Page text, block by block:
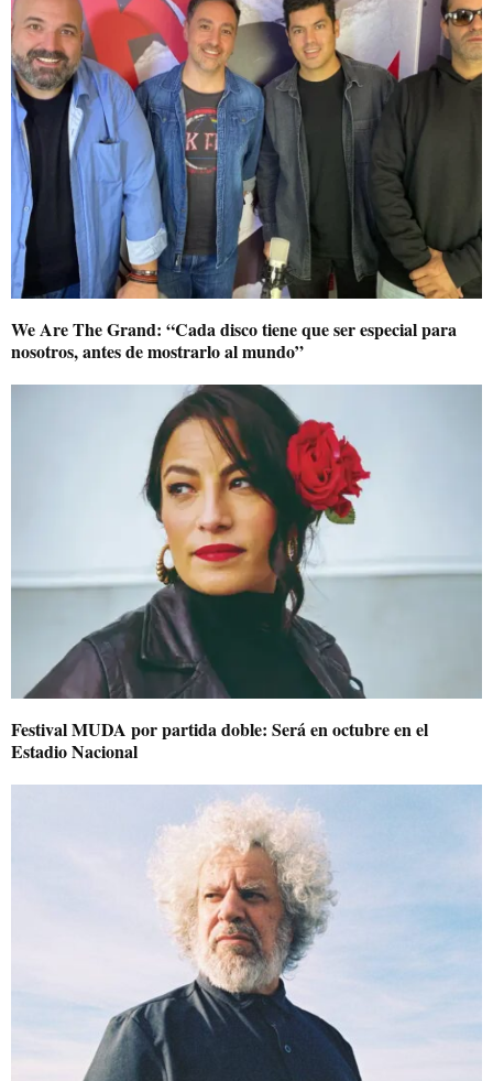
We Are The Grand: “Cada disco tiene que ser especial para
nosotros, antes de mostrarlo al mundo”
Festival MUDA por partida doble: Será en octubre en el
Estadio Nacional